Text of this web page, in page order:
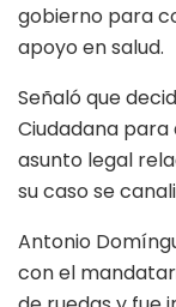
gobierno para
apoyo en salud.
Señaló que
Ciudadana para
asunto legal
su caso se
Antonio
con el